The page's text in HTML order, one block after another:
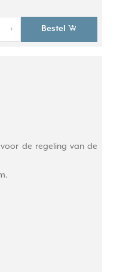
+ Bestel
de regeling van de